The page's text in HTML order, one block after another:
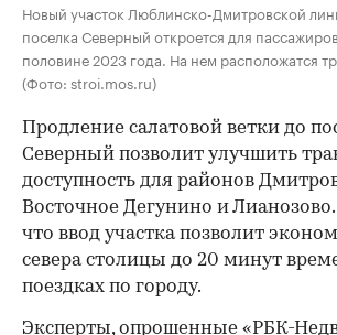
Новый участок Люблинско-Дмитровской
поселка Северный откроется для
половине 2023 года. На нем расположатся
(Фото: stroi.mos.ru)
Продление салатовой ветки до
Северный позволит улучшить
доступность для районов
Восточное Дегунино и
что ввод участка позволит
севера столицы до 20 минут
поездках по городу.
Эксперты, опрошенные «РБК-